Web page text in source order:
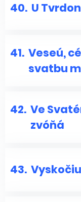
40. U
41. Veseú,
svatbu
42. Ve
zvóňá
43.